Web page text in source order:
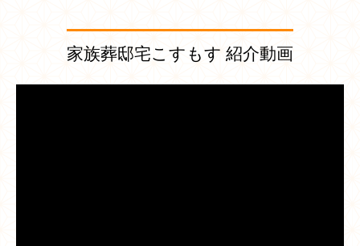
家族葬邸宅こすもす 紹介動画